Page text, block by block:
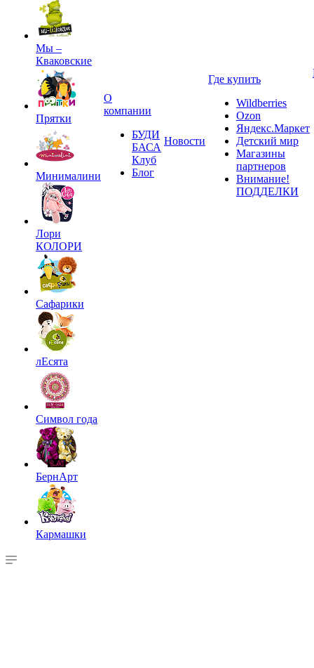
Мы –
Кваковские
Прятки
Минималини
Лори
КОЛОРИ
Сафарики
лЕсята
Символ года
БернАрт
Кармашки
О
компании
БУДИ
БАСА
Клуб
Блог
Новости
Где купить
Wildberries
Ozon
Яндекс.Маркет
Детский мир
Магазины
партнеров
Внимание!
ПОДДЕЛКИ